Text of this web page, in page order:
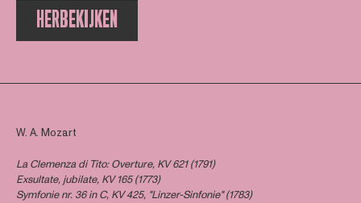
HERBEKIJKEN
W. A. Mozart
La Clemenza di Tito: Overture, KV 621 (1791)
Exsultate, jubilate, KV 165 (1773)
Symfonie nr. 36 in C, KV 425, "Linzer-Sinfonie" (1783)